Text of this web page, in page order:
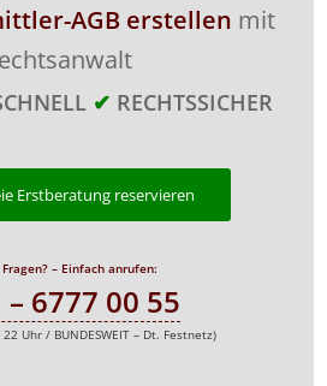
AGB erstellen mit
✔ RECHTSSICHER
Erstberatung reservieren
– Einfach anrufen:
– 6777 00 55
Uhr / BUNDESWEIT – Dt. Festnetz)